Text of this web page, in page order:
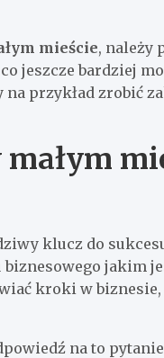
mieście, należy
jeszcze bardziej
przykład zrobić
klucz do
biznesowego jakim
kroki w
na to